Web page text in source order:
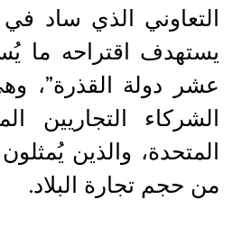
التعاوني الذي ساد في
يستهدف اقتراحه ما
عشر دولة القذرة”،
الشركاء التجاريين
من حجم تجارة البلاد.